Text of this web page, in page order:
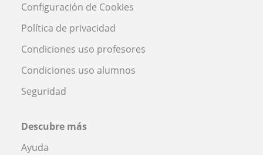
Configuración de Cookies
Política de privacidad
Condiciones uso profesores
Condiciones uso alumnos
Seguridad
Descubre más
Ayuda